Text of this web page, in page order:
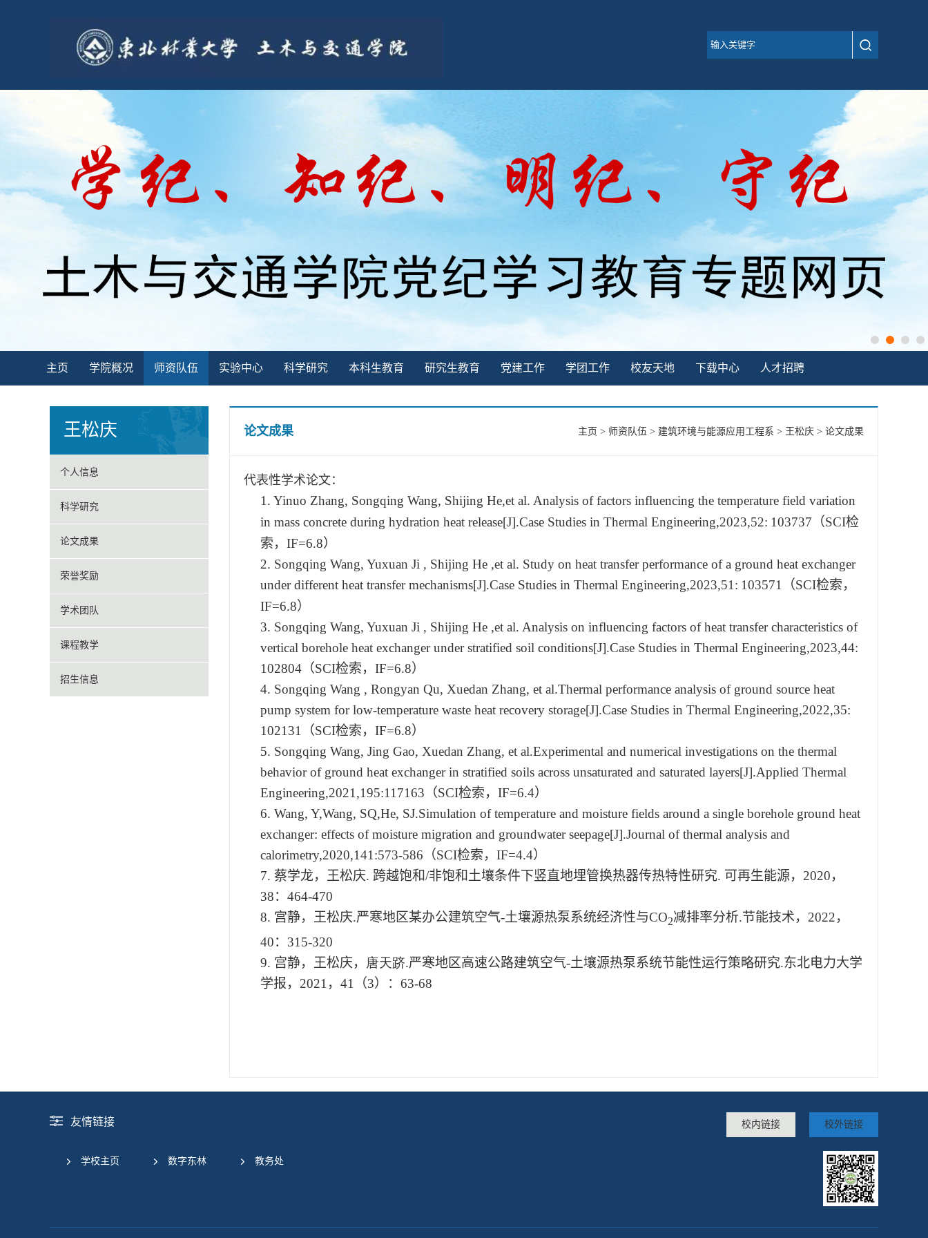
主页 学院概况 师资队伍 实验中心 科学研究 本科生教育 研究生教育 党建工作 学团工作 校友天地 下载中心 人才招聘
王松庆
个人信息
科学研究
论文成果
荣誉奖励
学术团队
课程教学
招生信息
论文成果 主页 > 师资队伍 > 建筑环境与能源应用工程系 > 王松庆 > 论文成果
代表性学术论文：
1. Yinuo Zhang, Songqing Wang, Shijing He,et al. Analysis of factors influencing the temperature field variation
in mass concrete during hydration heat release[J].Case Studies in Thermal Engineering,2023,52: 103737 （SCI检
索， IF=6.8）
2. Songqing Wang, Yuxuan Ji , Shijing He ,et al. Study on heat transfer performance of a ground heat exchanger
under different heat transfer mechanisms[J].Case Studies in Thermal Engineering,2023,51: 103571 （SCI检索，
IF=6.8）
3. Songqing Wang, Yuxuan Ji , Shijing He ,et al. Analysis on influencing factors of heat transfer characteristics of
vertical borehole heat exchanger under stratified soil conditions[J].Case Studies in Thermal Engineering,2023,44:
102804 （SCI检索， IF=6.8）
4. Songqing Wang , Rongyan Qu, Xuedan Zhang, et al.Thermal performance analysis of ground source heat
pump system for low-temperature waste heat recovery storage[J].Case Studies in Thermal Engineering,2022,35:
102131 （SCI检索， IF=6.8）
5. Songqing Wang, Jing Gao, Xuedan Zhang, et al.Experimental and numerical investigations on the thermal
behavior of ground heat exchanger in stratified soils across unsaturated and saturated layers[J].Applied Thermal
Engineering,2021,195:117163 （SCI检索， IF=6.4）
6. Wang, Y,Wang, SQ,He, SJ.Simulation of temperature and moisture fields around a single borehole ground heat
exchanger: effects of moisture migration and groundwater seepage[J].Journal of thermal analysis and
calorimetry,2020,141:573-586 （SCI检索， IF=4.4）
7. 蔡学龙，王松庆. 跨越饱和/非饱和土壤条件下竖直地埋管换热器传热特性研究. 可再生能源， 2020，
38： 464-470
8. 宫静，王松庆.严寒地区某办公建筑空气-土壤源热泵系统经济性与CO2减排率分析.节能技术， 2022，
40： 315-320
9. 宫静，王松庆， 唐天跻.严寒地区高速公路建筑空气-土壤源热泵系统节能性运行策略研究.东北电力大学
学报， 2021， 41 （3）： 63-68
友情链接 校外链接
校内链接
学校主页 数字东林 教务处